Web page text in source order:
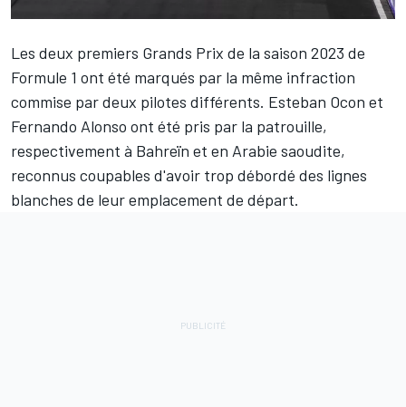
Les deux premiers Grands Prix de la saison 2023 de
Formule 1 ont été marqués par la même infraction
commise par deux pilotes différents. Esteban Ocon et
Fernando Alonso ont été pris par la patrouille,
respectivement à Bahreïn et en Arabie saoudite,
reconnus coupables d'avoir trop débordé des lignes
blanches de leur emplacement de départ.